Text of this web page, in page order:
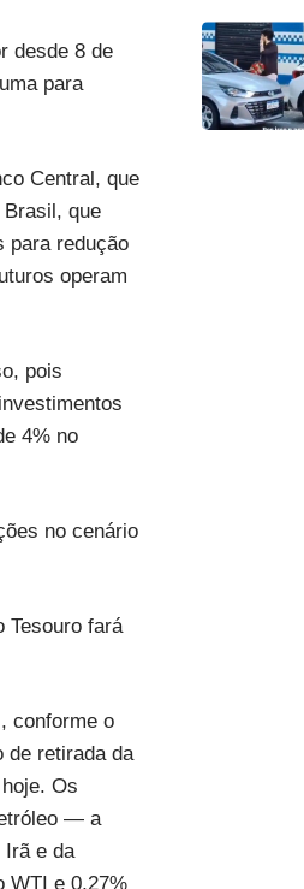
desde 8 de
para
Central, que
que
para redução
operam
pois
4% no
no cenário
Tesouro fará
conforme o
de retirada da
Os
— a
Irã e da
WTI e 0,27%